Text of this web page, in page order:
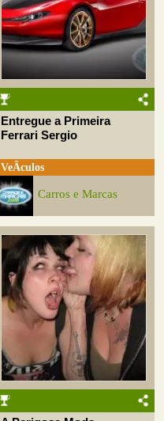
Entregue a Primeira
Ferrari Sergio
VeÃ­culos
Carros e Marcas